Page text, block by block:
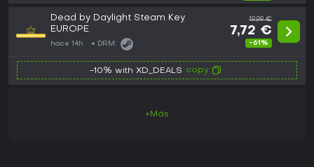
Dead by Daylight Steam Key
EUROPE
hace 14h DRM:
19,99 €
7,72 €
-61%
-10% with XD_DEALS copy
+Más